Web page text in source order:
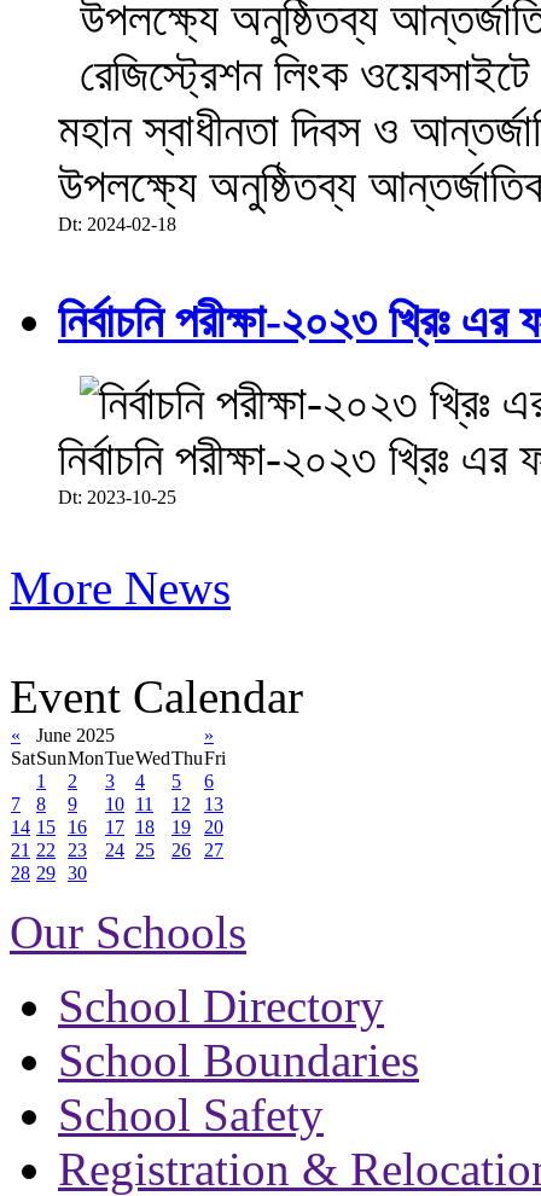
মহান স্বাধীনতা দিবস ও
উপলক্ষ্যে অনুষ্ঠিতব্য
Dt: 2024-02-18
নির্বাচনি পরীক্ষা-২০২৩ খ্রিঃ
নির্বাচনি পরীক্ষা-২০২৩ খ্রিঃ
Dt: 2023-10-25
More News
Event Calendar
« June 2025
»
SatSunMonTueWedThuFri
1
2 3 4 5
6
7
8 9 10 11 12
13
14 15 16 17 18 19
20
21 22 23 24 25 26
27
28 29 30
Our Schools
School Directory
School Boundaries
School Safety
Registration &